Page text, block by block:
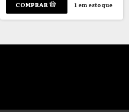
1em estoque